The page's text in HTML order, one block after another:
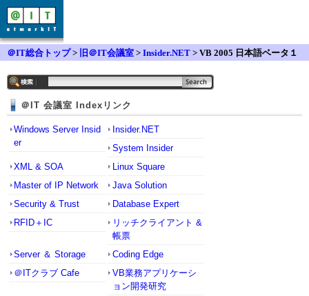
＠IT総合トップ> 旧＠IT会議室 > Insider.NET > VB 2005 日本語ベータ１
＠IT 会議室 Indexリンク
Windows Server Insid
er
Insider.NET
System Insider
XML & SOA
Linux Square
Master of IP Network
Java Solution
Security & Trust
Database Expert
RFID＋IC
リッチクライアント &
帳票
Server ＆ Storage
Coding Edge
＠ITクラブ Cafe
VB業務アプリケーシ
ョン開発研究